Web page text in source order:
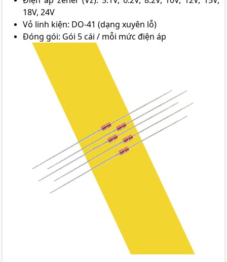
18V, 24V
Vỏ linh kiện: DO-41 (dạng xuyên lỗ)
Đóng gói: Gói 5 cái / mỗi mức điện áp